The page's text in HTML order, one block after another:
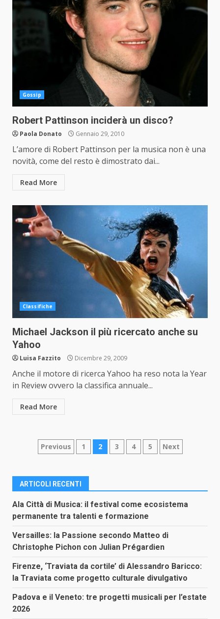
Gossip
Robert Pattinson inciderà un disco?
Paola Donato Gennaio 29, 2010
L’amore di Robert Pattinson per la musica non è una
novità, come del resto è dimostrato dai...
Read More
Classifiche
Michael Jackson il più ricercato anche su
Yahoo
Luisa Fazzito Dicembre 29, 2009
Anche il motore di ricerca Yahoo ha reso nota la Year
in Review ovvero la classifica annuale...
Read More
Paginazione
articoli
Previous 1 2 3 4 5 Next
ARTICOLI RECENTI
Ala Città di Musica: il festival come ecosistema
permanente tra talenti e formazione
Versailles: la Passione secondo Matteo di
Christophe Pichon con Julian Prégardien
Firenze, ‘Traviata da cortile’ di Alessandro Baricco:
la Traviata come progetto culturale divulgativo
Padova e il Veneto: tre progetti musicali per l’estate
2026